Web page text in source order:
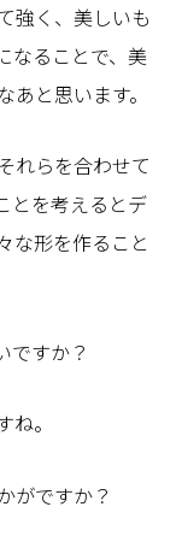
強く、美しいも
なることで、美
と思います。
れらを合わせて
とを考えるとデ
な形を作ること
すか？
。
ですか？